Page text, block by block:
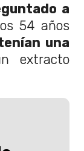
a
54 años
una
extracto